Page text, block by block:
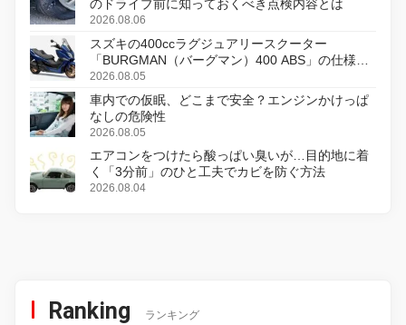
のドライブ前に知っておくべき点検内容とは
2026.08.06
スズキの400ccラグジュアリースクーター
「BURGMAN（バーグマン）400 ABS」の仕様を
変更し、8月18日に発売
2026.08.05
車内での仮眠、どこまで安全？エンジンかけっぱ
なしの危険性
2026.08.05
エアコンをつけたら酸っぱい臭いが…目的地に着
く「3分前」のひと工夫でカビを防ぐ方法
2026.08.04
Ranking ランキング